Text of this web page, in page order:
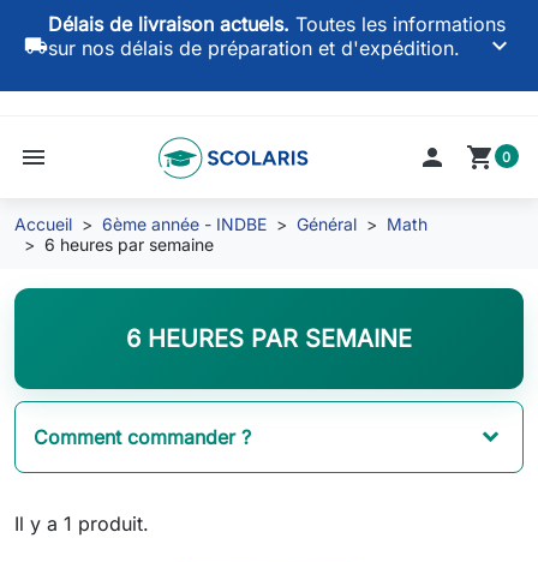
local_shipping
Délais de livraison actuels. Toutes les informations
sur nos délais de préparation et d'expédition.
keyboard_arrow_down
menu  shopping_cart 0
Accueil 6ème année - INDBE Général
Math
6 heures par semaine
6 HEURES PAR SEMAINE
Comment commander ?
Il y a 1 produit.